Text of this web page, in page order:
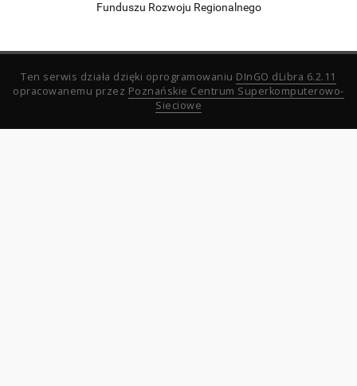
Funduszu Rozwoju Regionalnego
Ten serwis działa dzięki oprogramowaniu DInGO dLibra 6.2.11
opracowanemu przez Poznańskie Centrum Superkomputerowo-
Sieciowe